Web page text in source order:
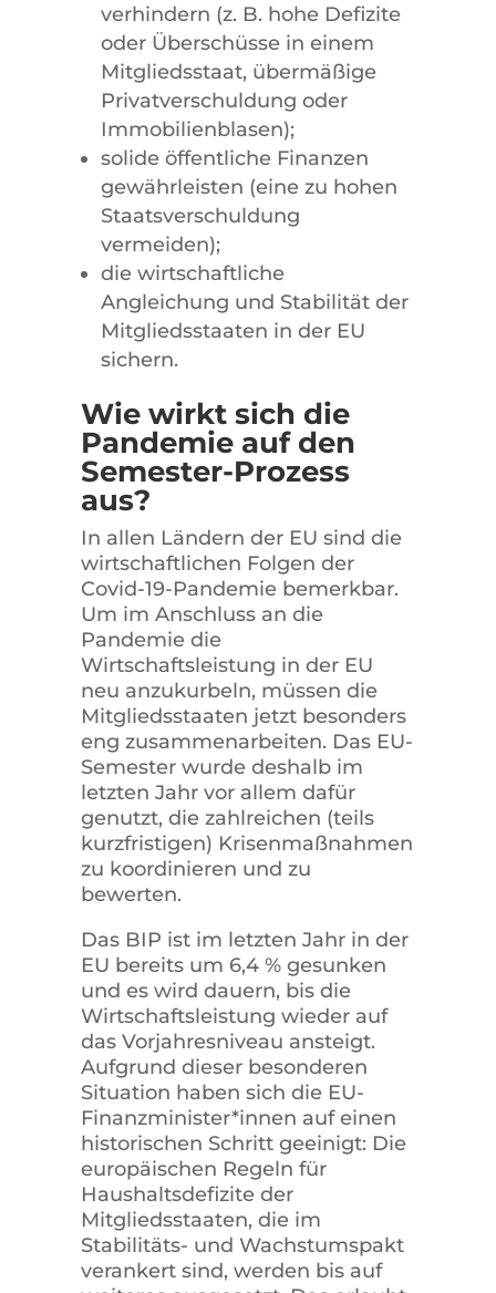
verhindern (z. B. hohe Defizite
oder Überschüsse in einem
Mitgliedsstaat, übermäßige
Privatverschuldung oder
Immobilienblasen);
solide öffentliche Finanzen
gewährleisten (eine zu hohen
Staatsverschuldung
vermeiden);
die wirtschaftliche
Angleichung und Stabilität der
Mitgliedsstaaten in der EU
sichern.
Wie wirkt sich die
Pandemie auf den
Semester-Prozess
aus?
In allen Ländern der EU sind die
wirtschaftlichen Folgen der
Covid-19-Pandemie bemerkbar.
Um im Anschluss an die
Pandemie die
Wirtschaftsleistung in der EU
neu anzukurbeln, müssen die
Mitgliedsstaaten jetzt besonders
eng zusammenarbeiten. Das EU-
Semester wurde deshalb im
letzten Jahr vor allem dafür
genutzt, die zahlreichen (teils
kurzfristigen) Krisenmaßnahmen
zu koordinieren und zu
bewerten.
Das BIP ist im letzten Jahr in der
EU bereits um 6,4 % gesunken
und es wird dauern, bis die
Wirtschaftsleistung wieder auf
das Vorjahresniveau ansteigt.
Aufgrund dieser besonderen
Situation haben sich die EU-
Finanzminister*innen auf einen
historischen Schritt geeinigt: Die
europäischen Regeln für
Haushaltsdefizite der
Mitgliedsstaaten, die im
Stabilitäts- und Wachstumspakt
verankert sind, werden bis auf